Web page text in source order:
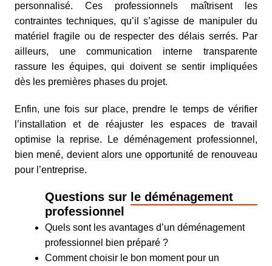
personnalisé. Ces professionnels maîtrisent les
contraintes techniques, qu’il s’agisse de manipuler du
matériel fragile ou de respecter des délais serrés. Par
ailleurs, une communication interne transparente
rassure les équipes, qui doivent se sentir impliquées
dès les premières phases du projet.
Enfin, une fois sur place, prendre le temps de vérifier
l’installation et de réajuster les espaces de travail
optimise la reprise. Le déménagement professionnel,
bien mené, devient alors une opportunité de renouveau
pour l’entreprise.
Questions sur le déménagement
professionnel
Quels sont les avantages d’un déménagement
professionnel bien préparé ?
Comment choisir le bon moment pour un